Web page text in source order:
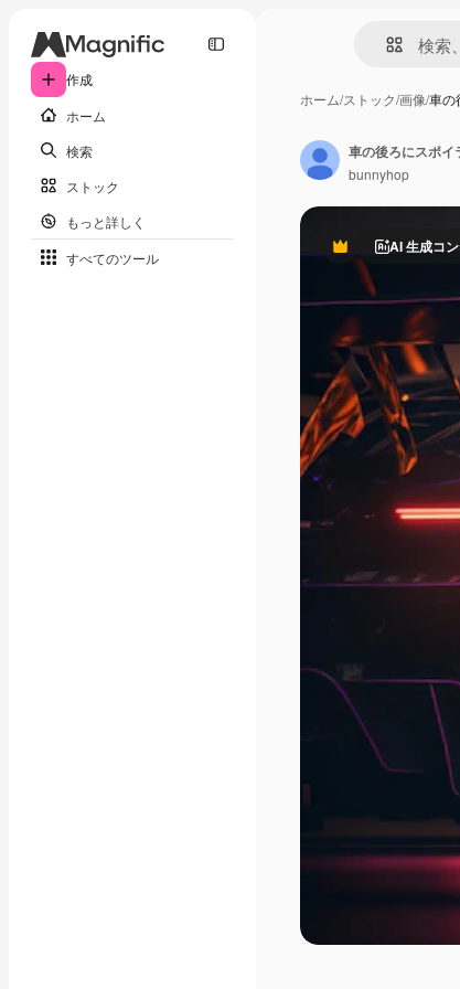
作成
ホーム
検索
ストック
もっと詳しく
すべてのツール
ホーム/ストック/画像/車の
PremiumAI 生成コ
車の後ろにスポイ
bunnyhop